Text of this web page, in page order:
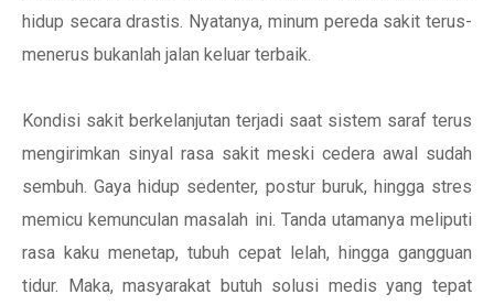
hidup secara drastis. Nyatanya, minum pereda sakit terus-
menerus bukanlah jalan keluar terbaik.
Kondisi sakit berkelanjutan terjadi saat sistem saraf terus
mengirimkan sinyal rasa sakit meski cedera awal sudah
sembuh. Gaya hidup sedenter, postur buruk, hingga stres
memicu kemunculan masalah ini. Tanda utamanya meliputi
rasa kaku menetap, tubuh cepat lelah, hingga gangguan
tidur. Maka, masyarakat butuh solusi medis yang tepat